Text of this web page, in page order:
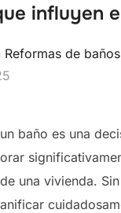
influyen
Reformas de baños
baño es una
una vivienda.